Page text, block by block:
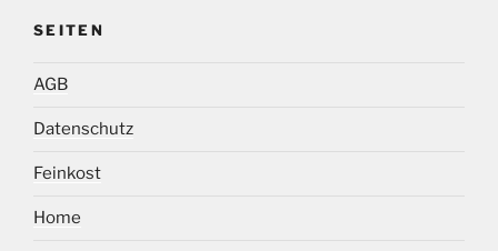
SEITEN
AGB
Datenschutz
Feinkost
Home